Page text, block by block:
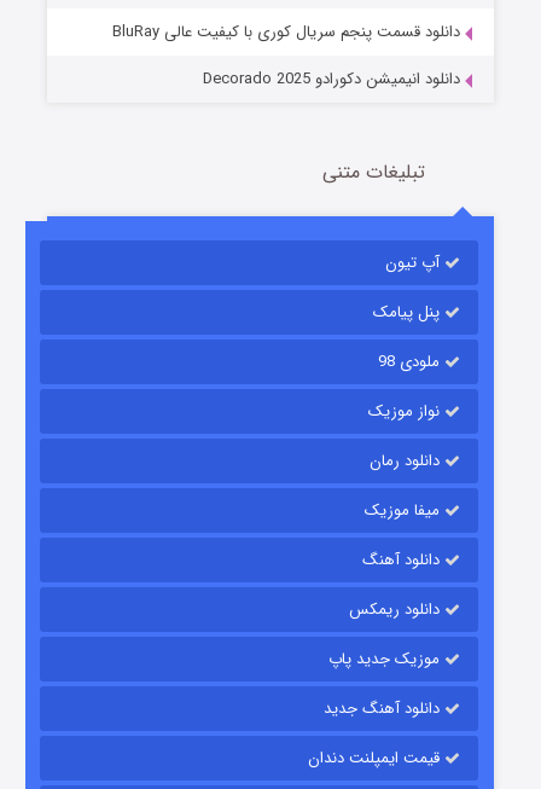
شکست استوارت در نجات جهان
قسمت
دانلود قسمت پنجم سریال کوری با کیفیت عالی BluRay
دانلود انیمیشن دکورادو Decorado 2025
تبلیغات متنی
آپ تیون
پنل پیامک
ملودی 98
نواز موزیک
دانلود رمان
میفا موزیک
دانلود آهنگ
دانلود ریمکس
موزیک جدید پاپ
دانلود آهنگ جدید
قیمت ایمپلنت دندان